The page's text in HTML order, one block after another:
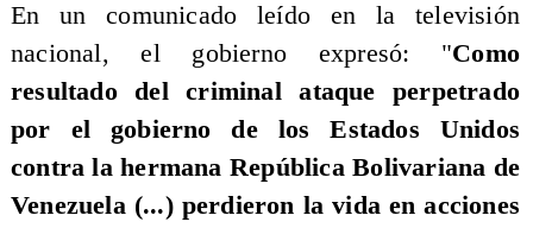
En un comunicado leído en la televisión
nacional, el gobierno expresó: "Como
resultado del criminal ataque perpetrado
por el gobierno de los Estados Unidos
contra la hermana República Bolivariana de
Venezuela (...) perdieron la vida en acciones